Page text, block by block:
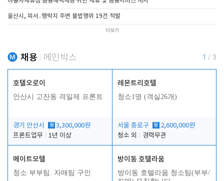
울산시, 피서․행락지 주변 불법행위 19건 적발
더보기
채용 메인박스 1 / 3
호텔오로이
안산시 고잔동 격일제 프론트
경기 안산시 월 3,300,000원
프론트업무
1년 이상
레몬트리호텔
청소1명 (객실26개)
서울 종로구 월 2,600,000원
청소 외
경력무관
메이트모텔
청소 부부팀. 자매팀 구인
방이동 호텔라움
방이동 호텔라움 청소팀(부부/